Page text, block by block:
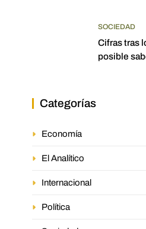
SOCIEDAD
Cifras tras
posible
Categorías
Economía
El Analítico
Internacional
Política